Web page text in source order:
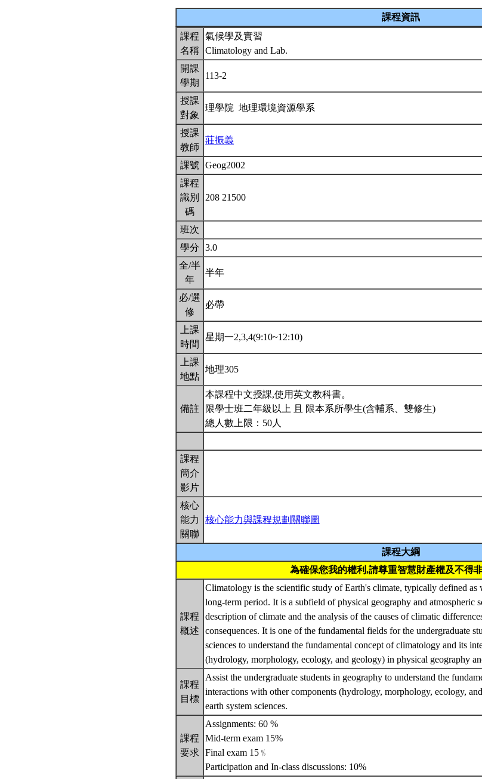
課程資訊
課程
名稱
氣候學及實習
Climatology and Lab.
開課
學期
113-2
授課
對象
理學院 地理環境資源學系
授課
教師
莊振義
課號
Geog2002
課程
識別
碼
208 21500
班次
學分
3.0
全/半
年
半年
必/選
修
必帶
上課
時間
星期一2,3,4(9:10~12:10)
上課
地點
地理305
備註
本課程中文授課,使用英文教科書。
限學士班二年級以上 且 限本系所學生(含輔系、雙修生)
總人數上限：50人
課程
簡介
影片
核心
能力
關聯
核心能力與課程規劃關聯圖
課程大綱
為確保您我的權利,請尊重智慧財產權及不得
課程
概述
Climatology is the scientific study of Earth's climate, typically defined as
long-term period. It is a subfield of physical geography and atmospheric
description of climate and the analysis of the causes of climatic
consequences. It is one of the fundamental fields for the undergraduate
sciences to understand the fundamental concept of climatology and its
(hydrology, morphology, ecology, and geology) in physical geography
課程
目標
Assist the undergraduate students in geography to understand the
interactions with other components (hydrology, morphology, ecology,
earth system sciences.
課程
要求
Assignments: 60 %
Mid-term exam 15%
Final exam 15﹪
Participation and In-class discussions: 10%